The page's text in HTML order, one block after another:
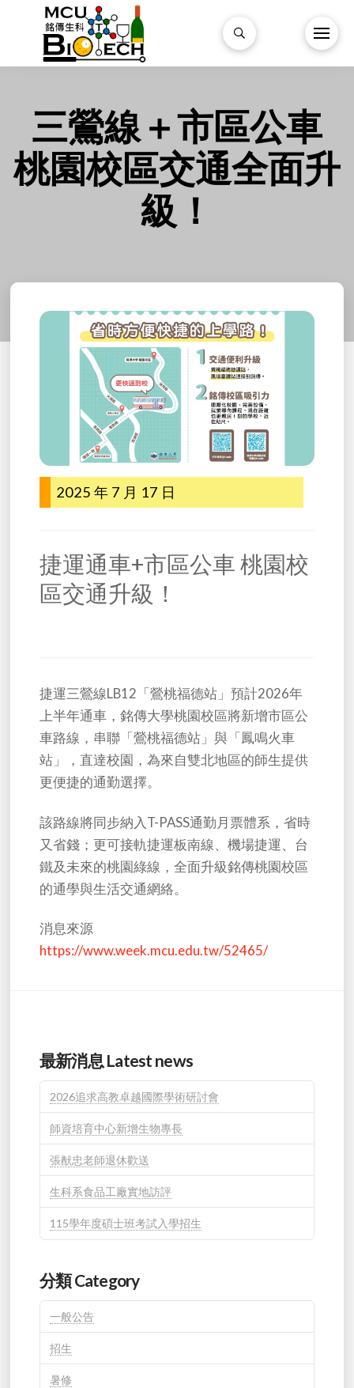
三鶯線＋市區公車
桃園校區交通全面升
級！
2025 年 7 月 17 日
捷運通車+市區公車 桃園校
區交通升級！
捷運三鶯線LB12「鶯桃福德站」預計2026年
上半年通車，銘傳大學桃園校區將新增市區公
車路線，串聯「鶯桃福德站」與「鳳鳴火車
站」，直達校園，為來自雙北地區的師生提供
更便捷的通勤選擇。
該路線將同步納入T-PASS通勤月票體系，省時
又省錢；更可接軌捷運板南線、機場捷運、台
鐵及未來的桃園綠線，全面升級銘傳桃園校區
的通學與生活交通網絡。
消息來源
https://www.week.mcu.edu.tw/52465/
最新消息 Latest news
2026追求高教卓越國際學術研討會
師資培育中心新增生物專長
張猷忠老師退休歡送
生科系食品工廠實地訪評
115學年度碩士班考試入學招生
分類 Category
一般公告
招生
暑修